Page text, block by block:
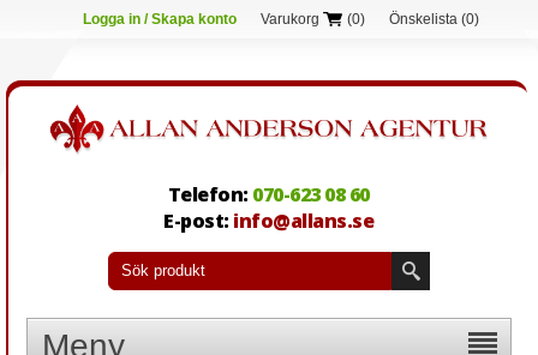
Logga in / Skapa konto Varukorg (0) Önskelista (0)
Telefon: 070-623 08 60
E-post: info@allans.se
Meny